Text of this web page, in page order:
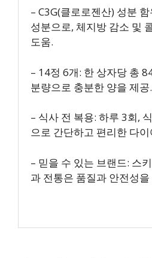
– C3G(클로로젠산) 성분
성분으로, 체지방 감소 및
도움.
– 14정 6개: 한 상자당 총
분량으로 충분한 양을 제공.
– 식사 전 복용: 하루 3회,
으로 간단하고 편리한 다
– 믿을 수 있는 브랜드: 스
과 전통은 품질과 안전성을